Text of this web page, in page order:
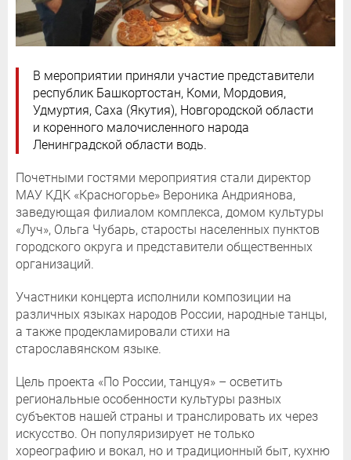
В мероприятии приняли участие представители
республик Башкортостан, Коми, Мордовия,
Удмуртия, Саха (Якутия), Новгородской области
и коренного малочисленного народа
Ленинградской области водь.
Почетными гостями мероприятия стали директор
МАУ КДК «Красногорье» Вероника Андриянова,
заведующая филиалом комплекса, домом культуры
«Луч», Ольга Чубарь, старосты населенных пунктов
городского округа и представители общественных
организаций.
Участники концерта исполнили композиции на
различных языках народов России, народные танцы,
а также продекламировали стихи на
старославянском языке.
Цель проекта «По России, танцуя» – осветить
региональные особенности культуры разных
субъектов нашей страны и транслировать их через
искусство. Он популяризирует не только
хореографию и вокал, но и традиционный быт, кухню